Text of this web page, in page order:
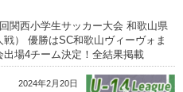
関西小学生サッカー大会 和歌山県
戦） 優勝はSC和歌山ヴィーヴォま
出場4チーム決定！全結果掲載
2024年2月20日